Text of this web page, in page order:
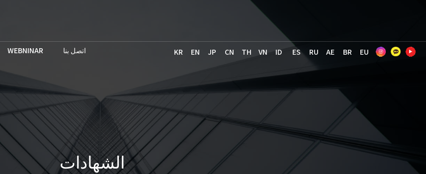
WEBNINAR اتصل بنا KR EN JP CN TH VN ID ES RU AE BR EU
الشهادات